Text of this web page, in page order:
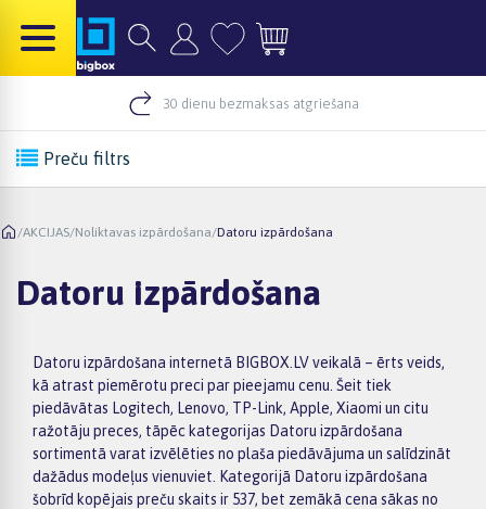
30 dienu bezmaksas atgriešana
Preču filtrs
/AKCIJAS/Noliktavas izpārdošana/Datoru izpārdošana
Datoru izpārdošana
Datoru izpārdošana internetā BIGBOX.LV veikalā – ērts veids,
kā atrast piemērotu preci par pieejamu cenu. Šeit tiek
piedāvātas Logitech, Lenovo, TP-Link, Apple, Xiaomi un citu
ražotāju preces, tāpēc kategorijas Datoru izpārdošana
sortimentā varat izvēlēties no plaša piedāvājuma un salīdzināt
dažādus modeļus vienuviet. Kategorijā Datoru izpārdošana
šobrīd kopējais preču skaits ir 537, bet zemākā cena sākas no